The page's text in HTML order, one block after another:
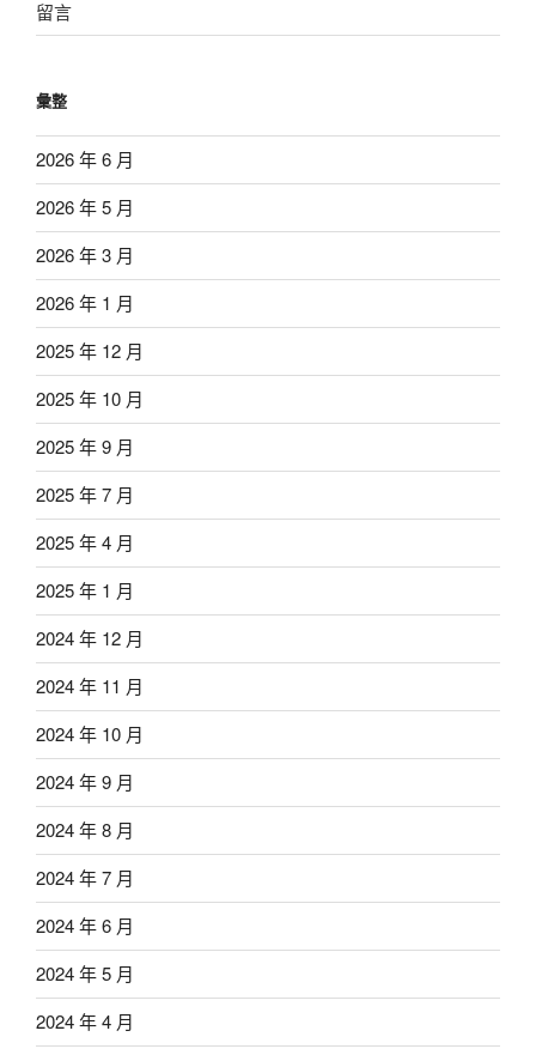
留言
彙整
2026 年 6 月
2026 年 5 月
2026 年 3 月
2026 年 1 月
2025 年 12 月
2025 年 10 月
2025 年 9 月
2025 年 7 月
2025 年 4 月
2025 年 1 月
2024 年 12 月
2024 年 11 月
2024 年 10 月
2024 年 9 月
2024 年 8 月
2024 年 7 月
2024 年 6 月
2024 年 5 月
2024 年 4 月